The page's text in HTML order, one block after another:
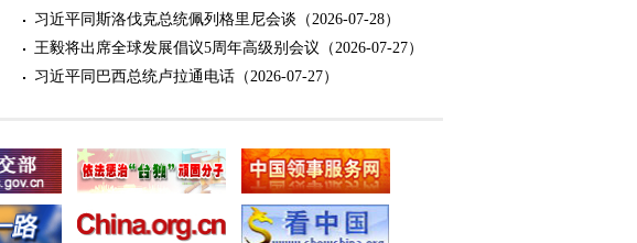
习近平同斯洛伐克总统佩列格里尼会谈 （2026-07-28）
王毅将出席全球发展倡议5周年高级别会议 （2026-07-27）
习近平同巴西总统卢拉通电话 （2026-07-27）